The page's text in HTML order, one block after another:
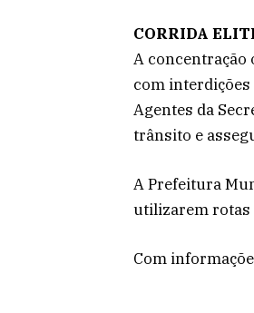
CORRIDA
A concentração
com interdições
Agentes da
trânsito e
A Prefeitura
utilizarem rotas
Com